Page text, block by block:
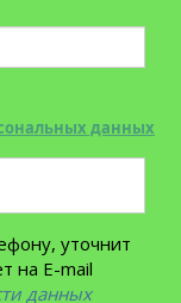
данных
уточнит
на E-mail
данных